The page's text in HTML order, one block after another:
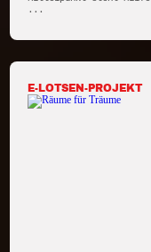
...
E-LOTSEN-PROJEKT